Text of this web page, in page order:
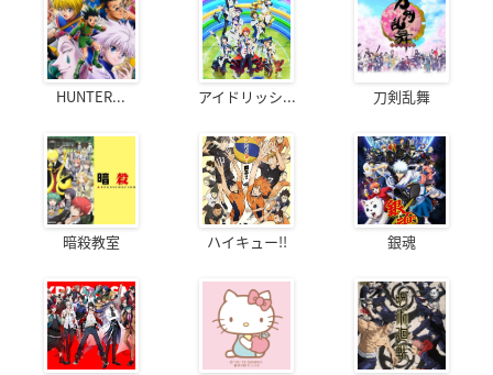
HUNTER... アイドリッシ... 刀剣乱舞
暗殺教室 ハイキュー!! 銀魂